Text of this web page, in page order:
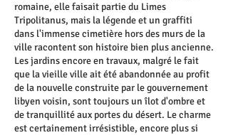
romaine, elle faisait partie du Limes
Tripolitanus, mais la légende et un graffiti
dans l'immense cimetière hors des murs de la
ville racontent son histoire bien plus ancienne.
Les jardins encore en travaux, malgré le fait
que la vieille ville ait été abandonnée au profit
de la nouvelle construite par le gouvernement
libyen voisin, sont toujours un îlot d'ombre et
de tranquillité aux portes du désert. Le charme
est certainement irrésistible, encore plus si